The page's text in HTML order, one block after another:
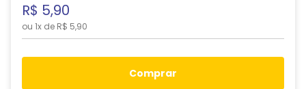
R$ 5,90
ou 1x de R$ 5,90
comprar